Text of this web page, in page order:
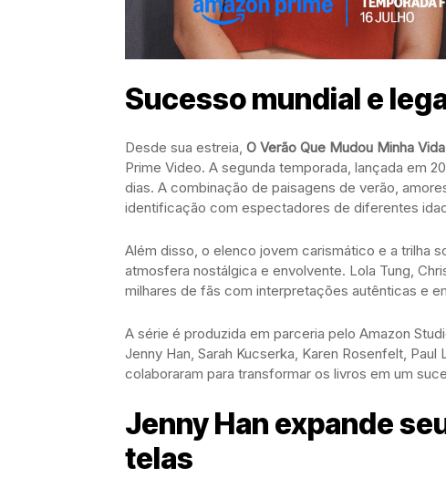
Sucesso mundial e
Desde sua estreia, O Verão Que Mudou Minha Vida
Prime Video. A segunda temporada, lançada em
dias. A combinação de paisagens de verão,
identificação com espectadores de diferentes
Além disso, o elenco jovem carismático e a trilha
atmosfera nostálgica e envolvente. Lola Tung,
milhares de fãs com interpretações autênticas e
A série é produzida em parceria pelo Amazon
Jenny Han, Sarah Kucserka, Karen Rosenfelt,
colaboraram para transformar os livros em um
Jenny Han expande
telas